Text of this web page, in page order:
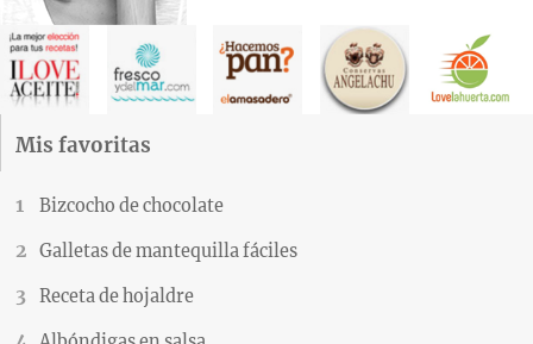
Mis favoritas
Bizcocho de chocolate
Galletas de mantequilla fáciles
Receta de hojaldre